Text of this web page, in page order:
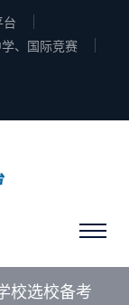
台
、国际竞赛
校选校备考